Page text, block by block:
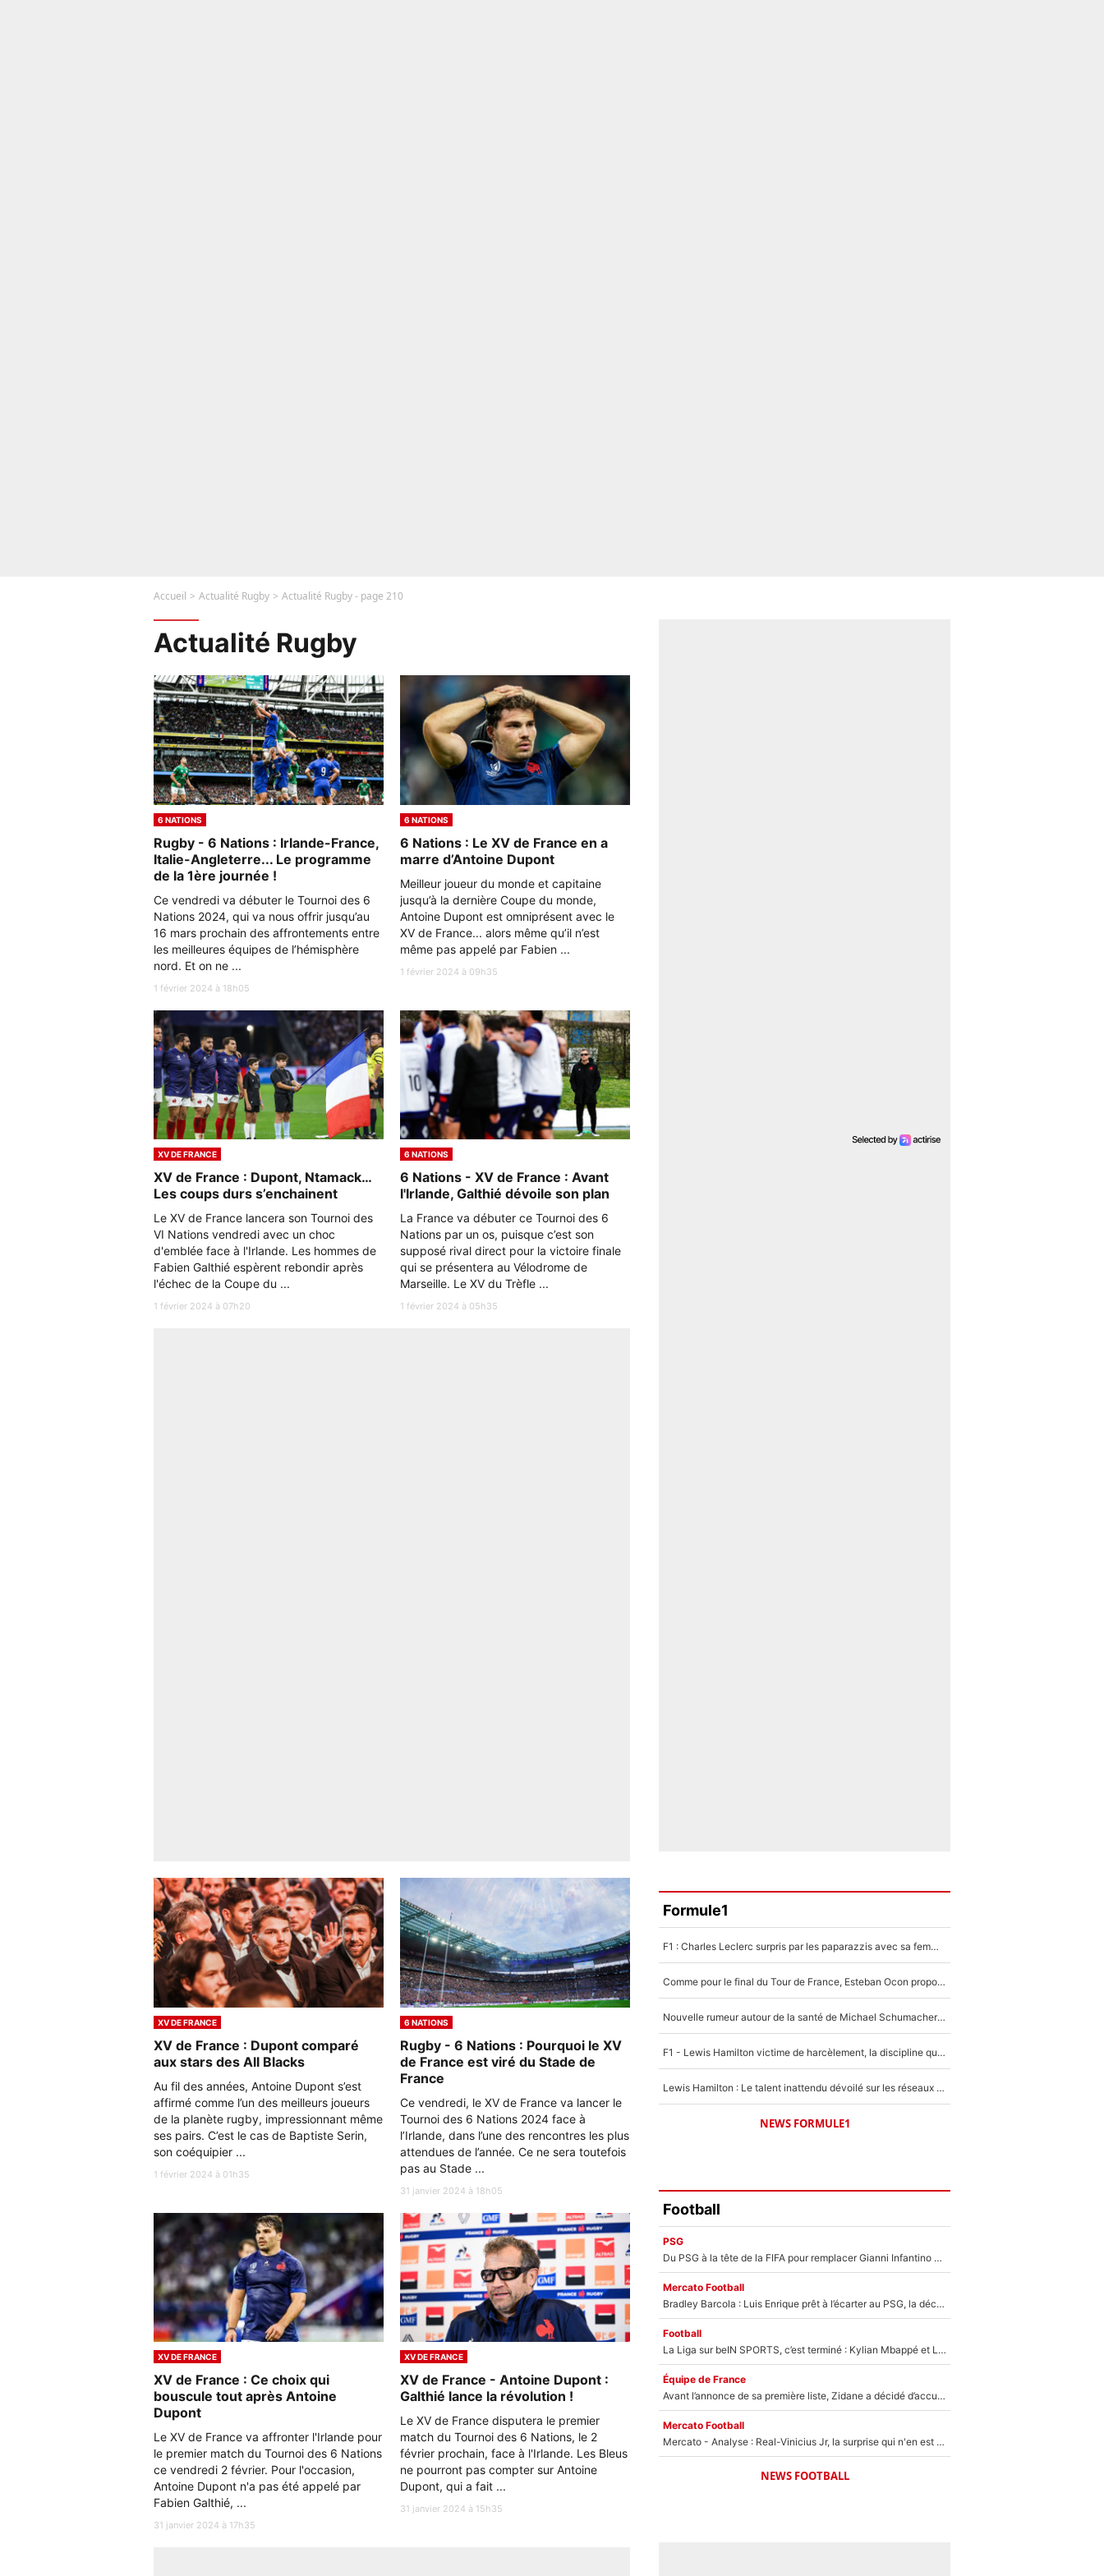
Accueil Actualité Rugby Actualité Rugby - page 210
Actualité Rugby
6 NATIONS
Rugby - 6 Nations : Irlande-France,
Italie-Angleterre... Le programme
de la 1ère journée !
Ce vendredi va débuter le Tournoi des 6
Nations 2024, qui va nous offrir jusqu’au
16 mars prochain des affrontements entre
les meilleures équipes de l’hémisphère
nord. Et on ne ...
1 février 2024 à 18h05
6 NATIONS
6 Nations : Le XV de France en a
marre d’Antoine Dupont
Meilleur joueur du monde et capitaine
jusqu’à la dernière Coupe du monde,
Antoine Dupont est omniprésent avec le
XV de France... alors même qu’il n’est
même pas appelé par Fabien ...
1 février 2024 à 09h35
XV DE FRANCE
XV de France : Dupont, Ntamack…
Les coups durs s’enchainent
Le XV de France lancera son Tournoi des
VI Nations vendredi avec un choc
d'emblée face à l'Irlande. Les hommes de
Fabien Galthié espèrent rebondir après
l'échec de la Coupe du ...
1 février 2024 à 07h20
6 NATIONS
6 Nations - XV de France : Avant
l'Irlande, Galthié dévoile son plan
La France va débuter ce Tournoi des 6
Nations par un os, puisque c’est son
supposé rival direct pour la victoire finale
qui se présentera au Vélodrome de
Marseille. Le XV du Trèfle ...
1 février 2024 à 05h35
XV DE FRANCE
XV de France : Dupont comparé
aux stars des All Blacks
Au fil des années, Antoine Dupont s’est
affirmé comme l’un des meilleurs joueurs
de la planète rugby, impressionnant même
ses pairs. C’est le cas de Baptiste Serin,
son coéquipier ...
1 février 2024 à 01h35
6 NATIONS
Rugby - 6 Nations : Pourquoi le XV
de France est viré du Stade de
France
Ce vendredi, le XV de France va lancer le
Tournoi des 6 Nations 2024 face à
l’Irlande, dans l’une des rencontres les plus
attendues de l’année. Ce ne sera toutefois
pas au Stade ...
31 janvier 2024 à 18h05
XV DE FRANCE
XV de France : Ce choix qui
bouscule tout après Antoine
Dupont
Le XV de France va affronter l'Irlande pour
le premier match du Tournoi des 6 Nations
ce vendredi 2 février. Pour l'occasion,
Antoine Dupont n'a pas été appelé par
Fabien Galthié, ...
31 janvier 2024 à 17h35
XV DE FRANCE
XV de France - Antoine Dupont :
Galthié lance la révolution !
Le XV de France disputera le premier
match du Tournoi des 6 Nations, le 2
février prochain, face à l'Irlande. Les Bleus
ne pourront pas compter sur Antoine
Dupont, qui a fait ...
31 janvier 2024 à 15h35
Formule1
F1 : Charles Leclerc surpris par les paparazzis avec sa femme, les rumeurs étaient vraies !
Comme pour le final du Tour de France, Esteban Ocon propose un Grand Prix de Formule 1 à Paris : «Autour de l’Arc de Triomphe, ce serait génial» !
Nouvelle rumeur autour de la santé de Michael Schumacher : Sa femme Corinna sort du silence
F1 - Lewis Hamilton victime de harcèlement, la discipline qui lui a évité le pire : «J'aurais probablement mal tourné»
Lewis Hamilton : Le talent inattendu dévoilé sur les réseaux sociaux qui a impressionné Kim Kardashian pendant leurs vacances en amoureux !
NEWS FORMULE1
Football
PSG
Du PSG à la tête de la FIFA pour remplacer Gianni Infantino ? «Il serait un mauvais président», le patron de la Liga s'attaque à Nasser Al-Khelaïfi !
Mercato Football
Bradley Barcola : Luis Enrique prêt à l’écarter au PSG, la décision qui va accélérer son transfert à Liverpool ?
Football
La Liga sur beIN SPORTS, c’est terminé : Kylian Mbappé et Lamine Yamal changent de chaîne, «le moment était venu d'ouvrir un nouveau chapitre»
Équipe de France
Avant l’annonce de sa première liste, Zidane a décidé d’accueillir une nouvelle tête en équipe de France
Mercato Football
Mercato - Analyse : Real-Vinicius Jr, la surprise qui n'en est pas une...
NEWS FOOTBALL